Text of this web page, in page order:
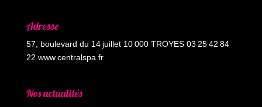
Adresse
57, boulevard du 14 juillet 10 000 TROYES 03 25 42 84
22 www.centralspa.fr
Nos actualités